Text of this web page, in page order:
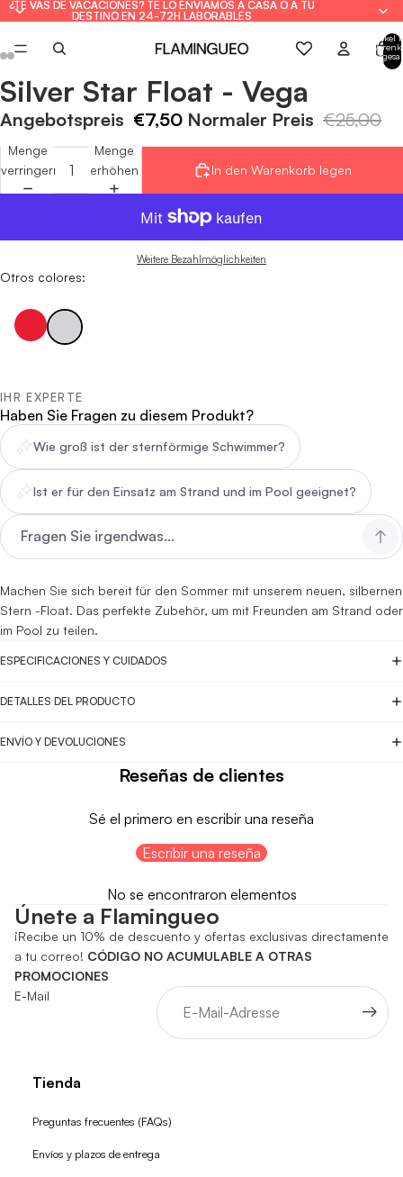
¿TE VAS DE VACACIONES? TE LO ENVIAMOS A CASA O A TU
DESTINO EN 24-72H LABORABLES
¿TE VAS DE VACACIONES? TE LO ENVIAMOS A CASA O A TU
DESTINO EN 24-72H LABORABLES
Artikel
Bild
im
Vollbildmodus
öffnen
Bild
im
Vollbildmodus
öffnen
Bild
im
Vollbildmodus
öffnen
Bild
im
Vollbildmodus
öffnen
Bild
im
Vollbildmodus
öffnen
Bild
im
Vollbildmodus
öffnen
Silver Star Float - Vega
Angebotspreis €7,50 Normaler Preis €25,00
Menge
verringern
Menge
erhöhen
In den Warenkorb legen
Weitere Bezahlmöglichkeiten
Otros colores:
IHR EXPERTE
Haben Sie Fragen zu diesem Produkt?
Wie groß ist der sternförmige Schwimmer?
Ist er für den Einsatz am Strand und im Pool geeignet?
Machen Sie sich bereit für den Sommer mit unserem neuen, silbernen
Stern -Float. Das perfekte Zubehör, um mit Freunden am Strand oder
im Pool zu teilen.
ESPECIFICACIONES Y CUIDADOS
DETALLES DEL PRODUCTO
ENVÍO Y DEVOLUCIONES
Reseñas de clientes
Sé el primero en escribir una reseña
Escribir una reseña
No se encontraron elementos
Únete a Flamingueo
¡Recibe un 10% de descuento y ofertas exclusivas directamente
a tu correo! CÓDIGO NO ACUMULABLE A OTRAS
PROMOCIONES
E-Mail
Tienda
Preguntas frecuentes (FAQs)
Envíos y plazos de entrega